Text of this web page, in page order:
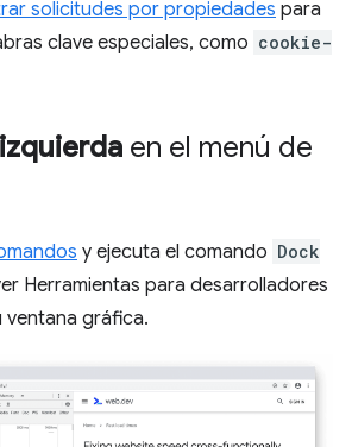
solicitudes por propiedades para
clave especiales, como cookie-
en el menú de
y ejecuta el comando Dock
Herramientas para desarrolladores
ventana gráfica.